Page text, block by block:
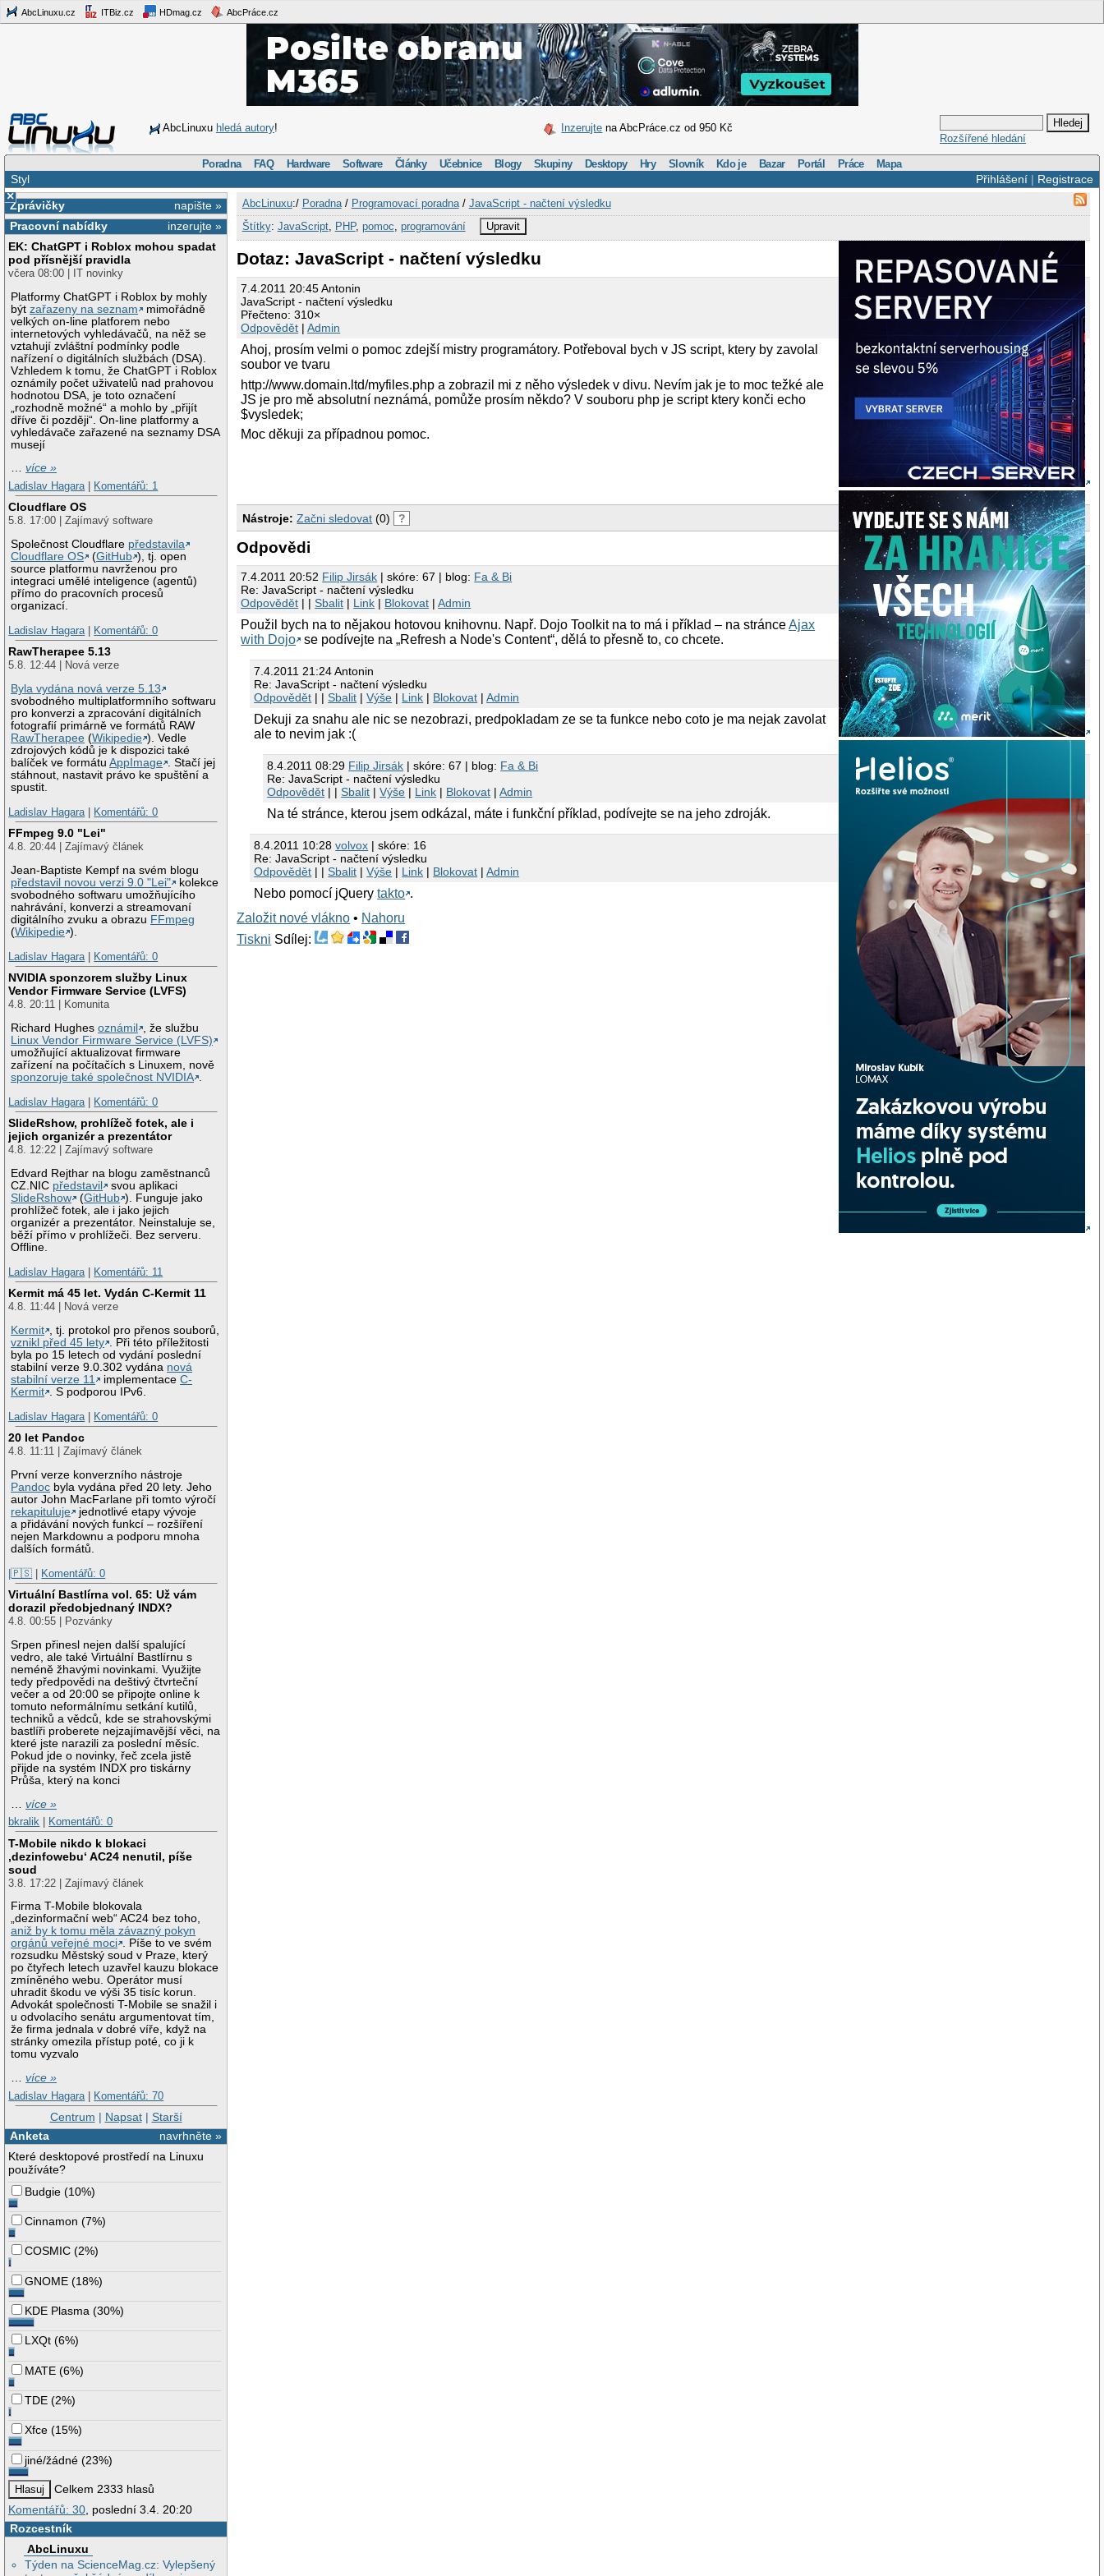
AbcLinuxu.cz ITBiz.cz HDmag.cz AbcPráce.cz
AbcLinuxu hledá autory! Inzerujte na AbcPráce.cz od 950 Kč
Rozšířené hledání
Poradna FAQ Hardware Software Články Učebnice Blogy Skupiny Desktopy Hry Slovník Kdo je Bazar Portál Práce Mapa
Přihlášení| Registrace
Styl
×
napište »
Zprávičky
inzerujte »
Pracovní nabídky
EK: ChatGPT i Roblox mohou spadat
pod přísnější pravidla
včera 08:00 | IT novinky
Platformy ChatGPT i Roblox by mohly
býtzařazeny na seznam
mimořádně
velkých on-line platforem nebo
internetových vyhledávačů, na něž se
vztahují zvláštní podmínky podle
nařízení o digitálních službách (DSA).
Vzhledem k tomu, že ChatGPT i Roblox
oznámily počet uživatelů nad prahovou
hodnotou DSA, je toto označení
„rozhodně možné“ a mohlo by „přijít
dříve či později“. On-line platformy a
vyhledávače zařazené na seznamy DSA
musejí
…více »
Ladislav Hagara
Komentářů: 1
Cloudflare OS
5.8. 17:00 | Zajímavý software
Společnost Cloudflare představila
Cloudflare OS
(GitHub ), tj. open
source platformu navrženou pro
integraci umělé inteligence (agentů)
přímo do pracovních procesů
organizací.
Ladislav Hagara
Komentářů: 0
RawTherapee 5.13
5.8. 12:44 | Nová verze
Byla vydána nová verze 5.13
svobodného multiplatformního softwaru
pro konverzi a zpracování digitálních
fotografií primárně ve formátů RAW
RawTherapee (Wikipedie ). Vedle
zdrojových kódů je k dispozici také
balíček ve formátuAppImage . Stačí jej
stáhnout, nastavit právo ke spuštění a
spustit.
Ladislav Hagara
Komentářů: 0
FFmpeg 9.0 "Lei"
4.8. 20:44 | Zajímavý článek
Jean-Baptiste Kempf na svém blogu
představil novou verzi 9.0 "Lei"
kolekce
svobodného softwaru umožňujícího
nahrávání, konverzi a streamovaní
digitálního zvuku a obrazu FFmpeg
(Wikipedie ).
Ladislav Hagara
Komentářů: 0
NVIDIA sponzorem služby Linux
Vendor Firmware Service (LVFS)
4.8. 20:11 | Komunita
Richard Hughesoznámil
, že službu
Linux Vendor Firmware Service (LVFS)
umožňující aktualizovat firmware
zařízení na počítačích s Linuxem, nově
sponzoruje také společnost NVIDIA .
Ladislav Hagara | Komentářů: 0
SlideRshow, prohlížeč fotek, ale i
jejich organizér a prezentátor
4.8. 12:22 | Zajímavý software
Edvard Rejthar na blogu zaměstnanců
CZ.NIC představil
svou aplikaci
SlideRshow
(GitHub ). Funguje jako
prohlížeč fotek, ale i jako jejich
organizér a prezentátor. Neinstaluje se,
běží přímo v prohlížeči. Bez serveru.
Offline.
Ladislav Hagara | Komentářů: 11
Kermit má 45 let. Vydán C-Kermit 11
4.8. 11:44 | Nová verze
Kermit , tj. protokol pro přenos souborů,
vznikl před 45 lety . Při této příležitosti
byla po 15 letech od vydání poslední
stabilní verze 9.0.302 vydána nová
stabilní verze 11
implementaceC-
Kermit . S podporou IPv6.
Ladislav Hagara | Komentářů: 0
20 let Pandoc
4.8. 11:11 | Zajímavý článek
První verze konverzního nástroje
Pandoc byla vydána před 20 lety. Jeho
autor John MacFarlane při tomto výročí
rekapituluje
jednotlivé etapy vývoje
a přidávání nových funkcí – rozšíření
nejen Markdownu a podporu mnoha
dalších formátů.
|🇵🇸 | Komentářů: 0
Virtuální Bastlírna vol. 65: Už vám
dorazil předobjednaný INDX?
4.8. 00:55 | Pozvánky
Srpen přinesl nejen další spalující
vedro, ale také Virtuální Bastlírnu s
neméně žhavými novinkami. Využijte
tedy předpovědi na deštivý čtvrteční
večer a od 20:00 se připojte online k
tomuto neformálnímu setkání kutilů,
techniků a vědců, kde se strahovskými
bastlíři proberete nejzajímavější věci, na
které jste narazili za poslední měsíc.
Pokud jde o novinky, řeč zcela jistě
přijde na systém INDX pro tiskárny
Průša, který na konci
…více »
bkralik
Komentářů: 0
T-Mobile nikdo k blokaci
‚dezinfowebu‘ AC24 nenutil, píše
soud
3.8. 17:22 | Zajímavý článek
Firma T-Mobile blokovala
„dezinformační web“ AC24 bez toho,
aniž by k tomu měla závazný pokyn
orgánů veřejné moci . Píše to ve svém
rozsudku Městský soud v Praze, který
po čtyřech letech uzavřel kauzu blokace
zmíněného webu. Operátor musí
uhradit škodu ve výši 35 tisíc korun.
Advokát společnosti T-Mobile se snažil i
u odvolacího senátu argumentovat tím,
že firma jednala v dobré víře, když na
stránky omezila přístup poté, co ji k
tomu vyzvalo
…více »
Ladislav Hagara | Komentářů: 70
Centrum | Napsat| Starší
navrhněte »
Anketa
Které desktopové prostředí na Linuxu
používáte?
Budgie (10%)
Cinnamon (7%)
COSMIC (2%)
GNOME (18%)
KDE Plasma (30%)
LXQt (6%)
MATE (6%)
TDE (2%)
Xfce (15%)
jiné/žádné (23%)
Celkem 2333 hlasů
Komentářů: 30, poslední 3.4. 20:20
Rozcestník
AbcLinuxu
Týden na ScienceMag.cz: Vylepšený
AbcLinuxu:/ Poradna/ Programovací poradna/ JavaScript - načtení výsledku
Štítky: JavaScript, PHP, pomoc programování Upravit
Dotaz: JavaScript - načtení výsledku
7.4.2011 20:45 Antonin
JavaScript - načtení výsledku
Přečteno: 310×
Odpovědět |Admin
Ahoj, prosím velmi o pomoc zdejší mistry programátory. Potřeboval bych v JS script, ktery by zavolal
soubor ve tvaru
http://www.domain.ltd/myfiles.php a zobrazil mi z něho výsledek v divu. Nevím jak je to moc težké ale
JS je pro mě absolutní neznámá, pomůže prosím někdo? V souboru php je script ktery konči echo
$vysledek;
Moc děkuji za případnou pomoc.
Nástroje: Začni sledovat (0) ?
Odpovědi
7.4.2011 20:52 Filip Jirsák | skóre: 67 | blog: Fa & Bi
Re: JavaScript - načtení výsledku
Odpovědět | |Sbalit | Link | Blokovat |Admin
Použil bych na to nějakou hotovou knihovnu. Např. Dojo Toolkit na to má i příklad – na stránceAjax
with Dojo se podívejte na „Refresh a Node's Content“, dělá to přesně to, co chcete.
7.4.2011 21:24 Antonin
Re: JavaScript - načtení výsledku
Odpovědět | |Sbalit |Výše | Link | Blokovat |Admin
Dekuji za snahu ale nic se nezobrazi, predpokladam ze se ta funkce nebo coto je ma nejak zavolat
ale to nevim jak :(
8.4.2011 08:29 Filip Jirsák | skóre: 67 | blog: Fa & Bi
Re: JavaScript - načtení výsledku
Odpovědět | |Sbalit |Výše | Link | Blokovat |Admin
Na té stránce, kterou jsem odkázal, máte i funkční příklad, podívejte se na jeho zdroják.
8.4.2011 10:28volvox | skóre: 16
Re: JavaScript - načtení výsledku
Odpovědět | |Sbalit |Výše | Link | Blokovat |Admin
Nebo pomocí jQuerytakto .
Založit nové vlákno • Nahoru
Tiskni Sdílej: